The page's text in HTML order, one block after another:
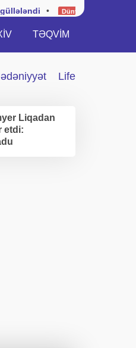
Dünya Kuba hərbi vəziyyətin
TƏQVIM
Life
Liqadan
etdi: